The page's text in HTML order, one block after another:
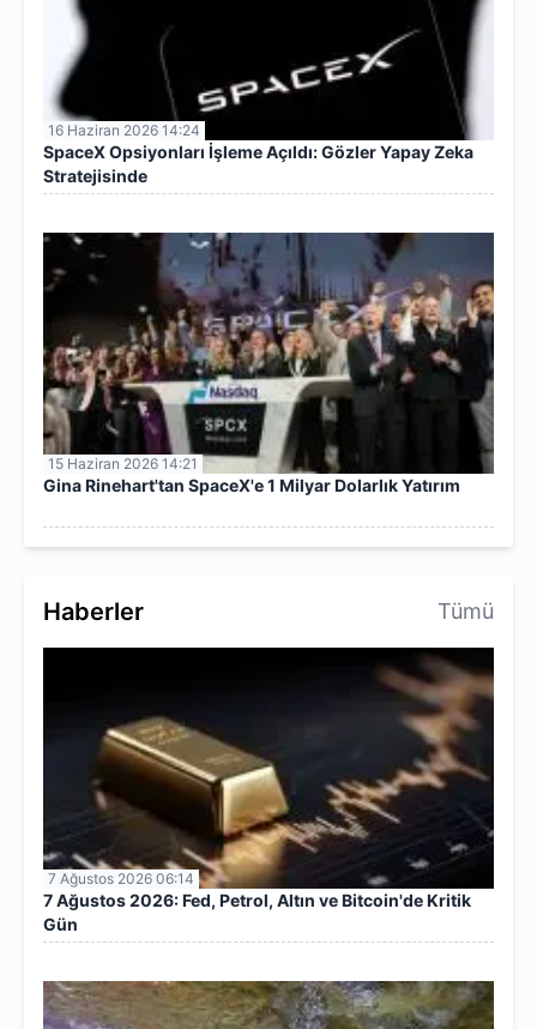
16 Haziran 2026 14:24
SpaceX Opsiyonları İşleme Açıldı: Gözler Yapay Zeka
Stratejisinde
15 Haziran 2026 14:21
Gina Rinehart'tan SpaceX'e 1 Milyar Dolarlık Yatırım
Haberler Tümü
7 Ağustos 2026 06:14
7 Ağustos 2026: Fed, Petrol, Altın ve Bitcoin'de Kritik
Gün